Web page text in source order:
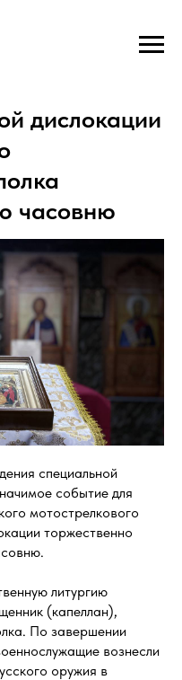
дислокации
часовню
специальной
событие для
мотострелкового
торжественно
литургию
(капеллан),
По завершении
вознесли
оружия в